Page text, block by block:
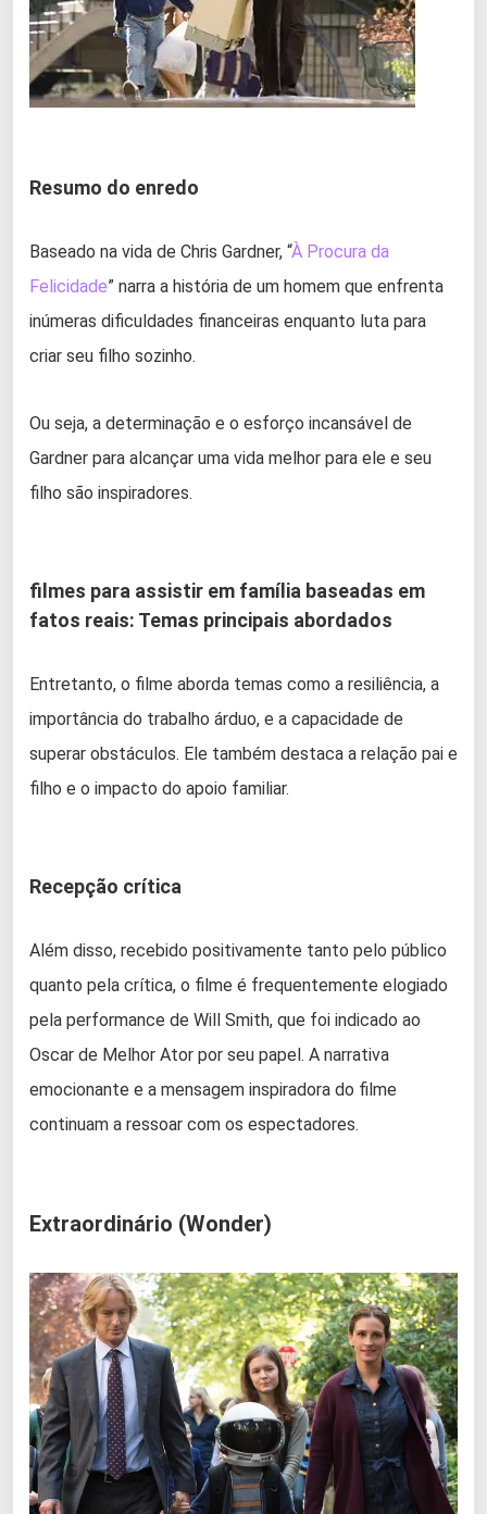
Resumo do enredo
Baseado na vida de Chris Gardner, “À Procura da
Felicidade” narra a história de um homem que enfrenta
inúmeras dificuldades financeiras enquanto luta para
criar seu filho sozinho.
Ou seja, a determinação e o esforço incansável de
Gardner para alcançar uma vida melhor para ele e seu
filho são inspiradores.
filmes para assistir em família baseadas em
fatos reais: Temas principais abordados
Entretanto, o filme aborda temas como a resiliência, a
importância do trabalho árduo, e a capacidade de
superar obstáculos. Ele também destaca a relação pai e
filho e o impacto do apoio familiar.
Recepção crítica
Além disso, recebido positivamente tanto pelo público
quanto pela crítica, o filme é frequentemente elogiado
pela performance de Will Smith, que foi indicado ao
Oscar de Melhor Ator por seu papel. A narrativa
emocionante e a mensagem inspiradora do filme
continuam a ressoar com os espectadores.
Extraordinário (Wonder)